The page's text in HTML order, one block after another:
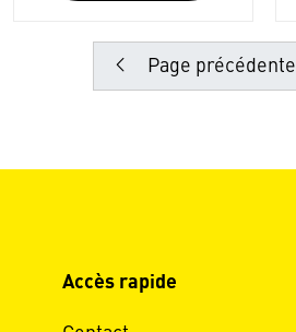
Page précédente
Accès rapide